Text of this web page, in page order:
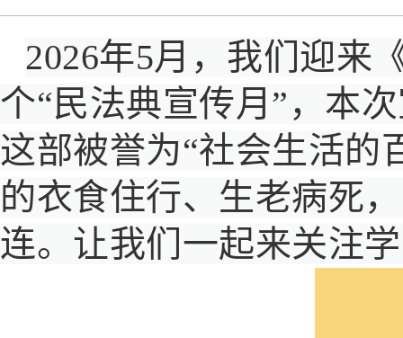
2026年5月，我们迎来
个“民法典宣传月”，本
这部被誉为“社会生活的
的衣食住行、生老病死
连。让我们一起来关注